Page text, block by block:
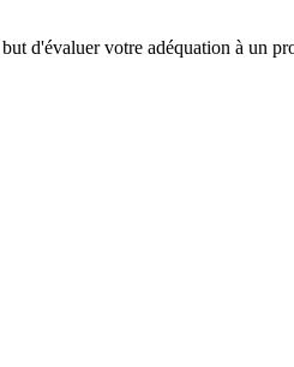
d'évaluer votre adéquation à un